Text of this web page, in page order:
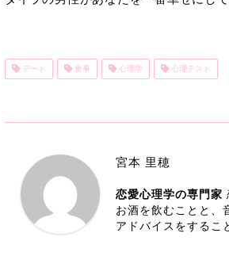
デート 食事 心理学 心理テスト
宮本 里穂
恋愛心理学の専門家
お酒を飲むことと、
アドバイスをするこ